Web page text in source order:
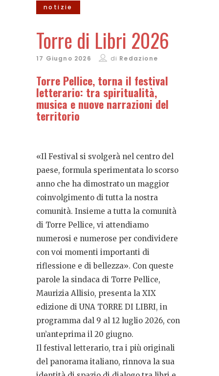
notizie
Torre di Libri 2026
17 Giugno 2026 di Redazione
Torre Pellice, torna il festival
letterario: tra spiritualità,
musica e nuove narrazioni del
territorio
«Il Festival si svolgerà nel centro del
paese, formula sperimentata lo scorso
anno che ha dimostrato un maggior
coinvolgimento di tutta la nostra
comunità. Insieme a tutta la comunità
di Torre Pellice, vi attendiamo
numerosi e numerose per condividere
con voi momenti importanti di
riflessione e di bellezza». Con queste
parole la sindaca di Torre Pellice,
Maurizia Allisio, presenta la XIX
edizione di UNA TORRE DI LIBRI, in
programma dal 9 al 12 luglio 2026, con
un’anteprima il 20 giugno.
Il festival letterario, tra i più originali
del panorama italiano, rinnova la sua